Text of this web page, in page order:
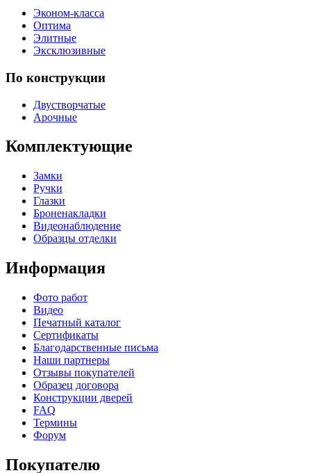
Эконом-класса
Оптима
Элитные
Эксклюзивные
По конструкции
Двустворчатые
Арочные
Комплектующие
Замки
Ручки
Глазки
Броненакладки
Видеонаблюдение
Образцы отделки
Информация
Фото работ
Видео
Печатный каталог
Сертификаты
Благодарственные письма
Наши партнеры
Отзывы покупателей
Образец договора
Конструкции дверей
FAQ
Термины
Форум
Покупателю